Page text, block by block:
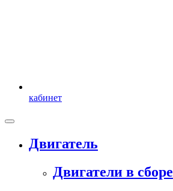
кабинет
Двигатель
Двигатели в сборе